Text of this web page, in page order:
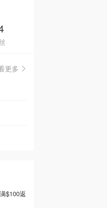
🇦🇺
🇳🇿新西兰
更多
$100返